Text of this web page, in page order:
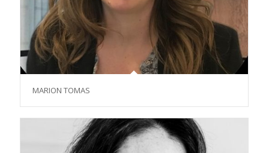
MARION TOMAS